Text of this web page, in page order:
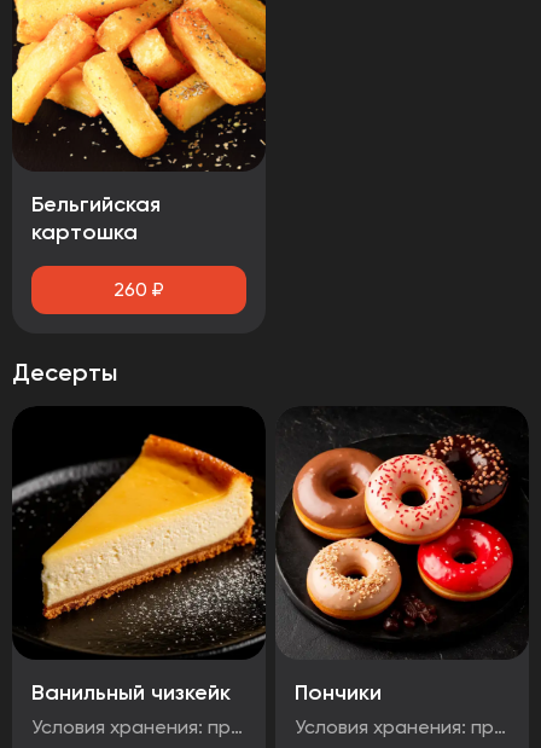
Бельгийская
картошка
260 ₽
Десерты
Ванильный чизкейк
Условия хранения: при температуре от минус -18°C до 0°C Срок годности: 48 часов Т.У 10.71. 11-001-48751922-2017 Рукомендуется употребить сразу после вскрытия упаковки Без ГМО
Пончики
Условия хранения: при температуре от минус -18°C до 0°C Срок годности: 48 часов Т.У 10.71. 11-001-48751922-2017 Рукомендуется употребить сразу после вскрытия упаковки Без ГМО